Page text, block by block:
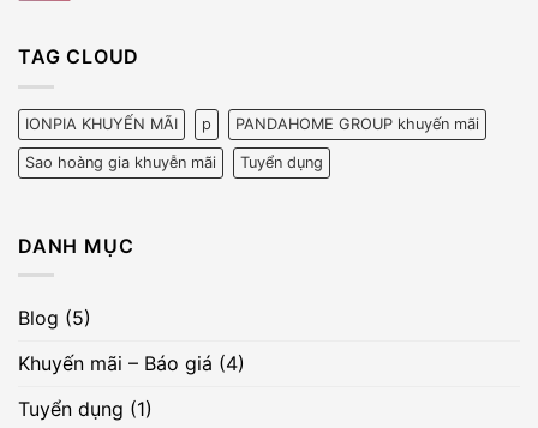
hạn
31/3/2026
để
nhận
Thời
hạn
đến
31/3/2026
KINH
DOANH
MÔ
HÌNH
TIẾP
THỊ
LIÊN
luận
ở
Hà
Nội(IONPIA)
-
Mua
1
nhận
quà
TAG CLOUD
IONPIA KHUYẾN MÃI p PANDAHOME GROUP khuyến mãi
Sao hoàng gia khuyễn mãi Tuyển dụng
DANH MỤC
Blog (5)
Khuyến mãi – Báo giá (4)
Tuyển dụng (1)